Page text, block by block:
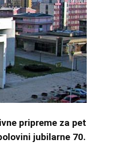
pripreme za pet
jubilarne 70.